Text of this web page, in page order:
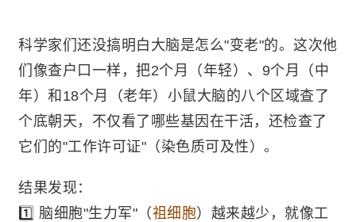
科学家们还没搞明白大脑是怎么"变老"的。这次他
们像查户口一样，把2个月（年轻）、9个月（中
年）和18个月（老年）小鼠大脑的八个区域查了
个底朝天，不仅看了哪些基因在干活，还检查了
它们的"工作许可证"（染色质可及性）。
结果发现：
1️⃣ 脑细胞"生力军"（祖细胞）越来越少，就像工